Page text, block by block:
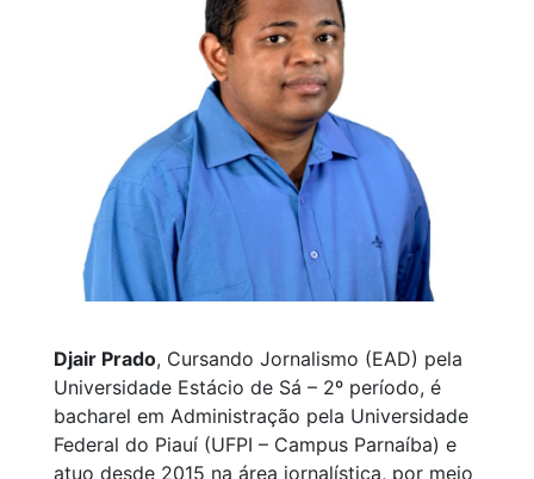
Djair Prado, Cursando Jornalismo (EAD) pela
Universidade Estácio de Sá – 2º período, é
bacharel em Administração pela Universidade
Federal do Piauí (UFPI – Campus Parnaíba) e
atuo desde 2015 na área jornalística, por meio